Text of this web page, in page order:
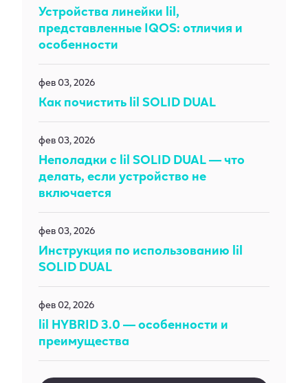
Устройства линейки lil,
представленные IQOS: отличия и
особенности
фев 03, 2026
Как почистить lil SOLID DUAL
фев 03, 2026
Неполадки с lil SOLID DUAL — что
делать, если устройство не
включается
фев 03, 2026
Инструкция по использованию lil
SOLID DUAL
фев 02, 2026
lil HYBRID 3.0 — особенности и
преимущества